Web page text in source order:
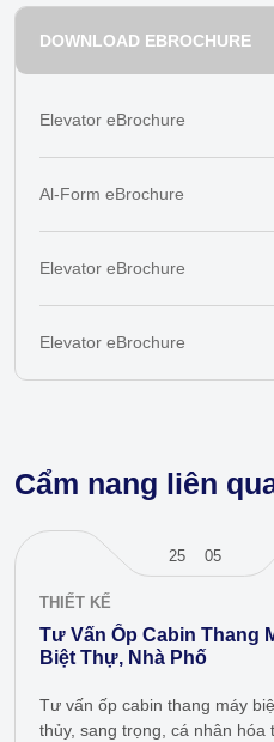
DOWNLOAD EBROCHURE
Elevator eBrochure
Al-Form eBrochure
Elevator eBrochure
Elevator eBrochure
Cẩm nang liên
25 05
THIẾT KẾ
Tư Vấn Ốp Cabin Thang
Biệt Thự, Nhà Phố
Tư vấn ốp cabin thang máy
thủy, sang trọng, cá nhân hóa